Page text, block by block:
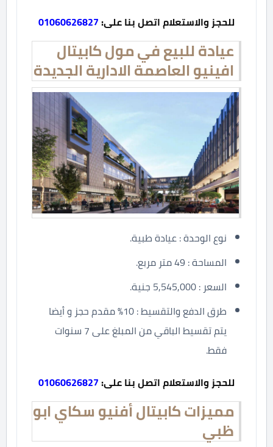
للحجز والاستعلام اتصل بنا على:01060626827
عيادة للبيع في مول كابيتال
افينيو العاصمة الادارية الجديدة
نوع الوحدة : عيادة طبية.
المساحة : 49 متر مربع.
السعر : 5,545,000 جنية.
طرق الدفع والتقسيط : 10% مقدم حجز و أيضا
يتم تقسيط الباقي من المبلغ على 7 سنوات
فقط.
للحجز والاستعلام اتصل بنا على:01060626827
مميزات كابيتال أفنيو سكاي ابو
ظبي